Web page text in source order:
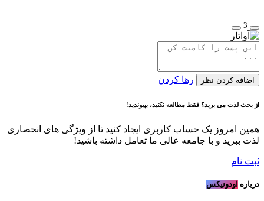
3
اضافه کردن نظر رها کردن
از بحث لذت می برید؟ فقط مطالعه نکنید، بپیوندید!
همین امروز یک حساب کاربری ایجاد کنید تا از ویژگی های انحصاری
لذت ببرید و با جامعه عالی ما تعامل داشته باشید!
ثبت نام
درباره اودونیکس